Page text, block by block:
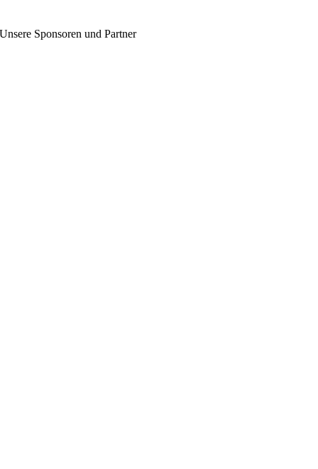
Unsere Sponsoren und Partner